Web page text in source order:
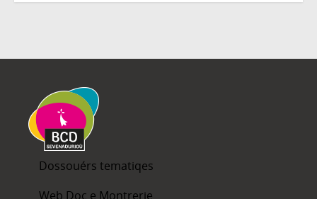
Dossouérs tematiqes
Web Doc e Montrerie